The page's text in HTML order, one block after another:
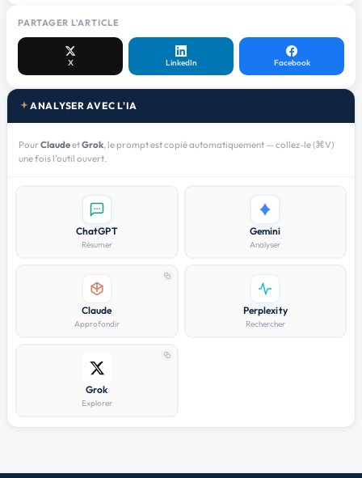
PARTAGER L'ARTICLE
X LinkedIn Facebook
ANALYSER AVEC L'IA
PourClaudeetGrok, le prompt est copié automatiquement — collez-le (⌘V)
une fois l'outil ouvert.
ChatGPT
Résumer
Gemini
Analyser
Claude
Approfondir
Perplexity
Rechercher
Grok
Explorer